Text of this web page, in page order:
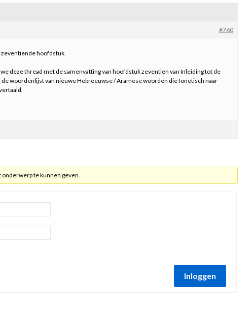
#760
zeventiende hoofdstuk.
deze thread met de samenvatting van hoofdstuk zeventien van Inleiding tot de
de woordenlijst van nieuwe Hebreeuwse / Aramese woorden die fonetisch naar
te kunnen geven.
Inloggen